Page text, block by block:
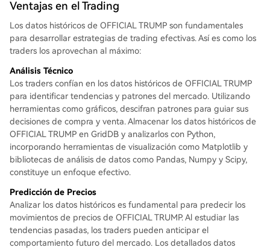
Ventajas en el Trading
Los datos históricos de OFFICIAL TRUMP son fundamentales
para desarrollar estrategias de trading efectivas. Así es como los
traders los aprovechan al máximo:
Análisis Técnico
Los traders confían en los datos históricos de OFFICIAL TRUMP
para identificar tendencias y patrones del mercado. Utilizando
herramientas como gráficos, descifran patrones para guiar sus
decisiones de compra y venta. Almacenar los datos históricos de
OFFICIAL TRUMP en GridDB y analizarlos con Python,
incorporando herramientas de visualización como Matplotlib y
bibliotecas de análisis de datos como Pandas, Numpy y Scipy,
constituye un enfoque efectivo.
Predicción de Precios
Analizar los datos históricos es fundamental para predecir los
movimientos de precios de OFFICIAL TRUMP. Al estudiar las
tendencias pasadas, los traders pueden anticipar el
comportamiento futuro del mercado. Los detallados datos